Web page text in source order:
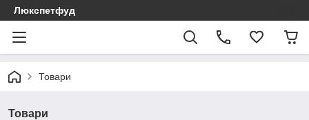
Люкспетфуд
Товари
Товари